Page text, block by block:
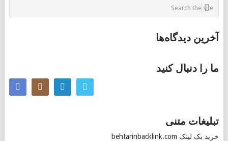
آخرین دیدگاه‌ها
ما را دنبال کنید
تبلیغات متنی
خرید بک لینک behtarinbacklink.com